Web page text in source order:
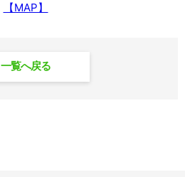
【MAP】
一覧へ戻る